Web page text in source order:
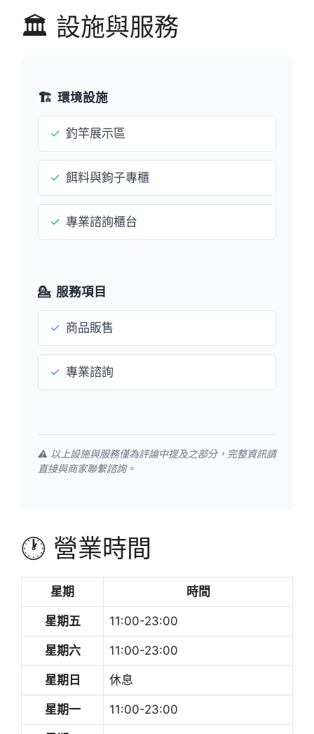
🏛️ 設施與服務
🏗️ 環境設施
✓ 釣竿展示區
✓ 餌料與鉤子專櫃
✓ 專業諮詢櫃台
💁 服務項目
✓ 商品販售
✓ 專業諮詢
⚠️ 以上設施與服務僅為評論中提及之部分，完整資訊請
直接與商家聯繫諮詢。
🕐 營業時間
星期 時間
星期五 11:00-23:00
星期六 11:00-23:00
星期日 休息
星期一 11:00-23:00